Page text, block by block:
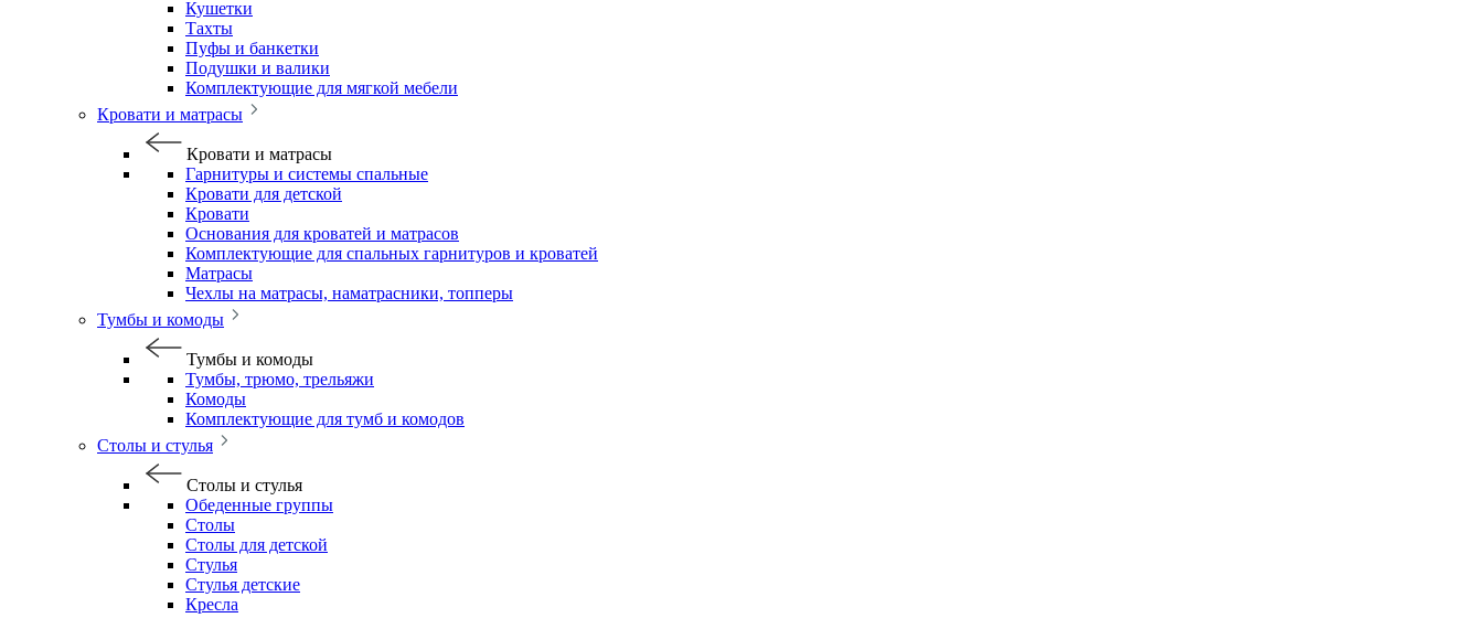
Кушетки
Тахты
Пуфы и банкетки
Подушки и валики
Комплектующие для мягкой мебели
Кровати и матрасы
Кровати и матрасы
Гарнитуры и системы спальные
Кровати для детской
Кровати
Основания для кроватей и матрасов
Комплектующие для спальных гарнитуров и кроватей
Матрасы
Чехлы на матрасы, наматрасники, топперы
Тумбы и комоды
Тумбы и комоды
Тумбы, трюмо, трельяжи
Комоды
Комплектующие для тумб и комодов
Столы и стулья
Столы и стулья
Обеденные группы
Столы
Столы для детской
Стулья
Стулья детские
Кресла